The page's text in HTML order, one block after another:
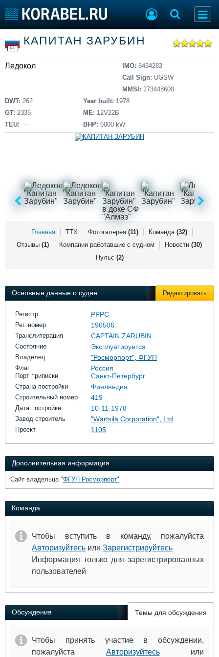
Тип судна
Добавить судно
Добавить проект
Последние 100
Пульс
Новости
Компании
Репутация
Реклама
Торговая площадка
Доска объявлений
Продажа флота
Оборудование
Изделия
Личности
Словарь
Флот
Форум
Отзывы
Все службы
RU
КАПИТАН ЗАРУБИН
Ледокол IMO: 8434283
Call Sign: UGSW
MMSI: 273448600
DWT: 262
GT: 2335
TEU: ----
Year built: 1978
ME: 12V22B
BHP: 6000 kW
Главная ТТХ Фотогалерея (11) Команда (32)
Отзывы (1) Компании работавшие с судном Новости (30)
Пульс (2)
Основные данные о судне Редактировать
Регистр РРРС
Рег. номер 196506
Транслитерация CAPTAIN ZARUBIN
Состояние Эксплуатируется
Владелец "Росморпорт", ФГУП
Флаг Россия
Порт приписки Санкт-Петербург
Страна постройки Финляндия
Строительный номер 419
Дата постройки 10-11-1978
Завод строитель "Wärtsilä Corporation", Ltd
Проект 1105
Дополнительная информация
Сайт владельца "ФГУП Росморпорт"
Команда
Чтобы вступить в команду, пожалуйста
Авторизуйтесь или Зарегистрируйтесь
Информация только для зарегистрированных
пользователей
Обсуждения Темы для обсуждения
Чтобы принять участие в обсуждении,
пожалуйста Авторизуйтесьили